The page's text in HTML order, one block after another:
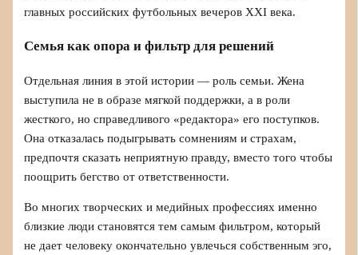
главных российских футбольных вечеров XXI века.
Семья как опора и фильтр для решений
Отдельная линия в этой истории — роль семьи. Жена
выступила не в образе мягкой поддержки, а в роли
жесткого, но справедливого «редактора» его поступков.
Она отказалась подыгрывать сомнениям и страхам,
предпочтя сказать неприятную правду, вместо того чтобы
поощрить бегство от ответственности.
Во многих творческих и медийных профессиях именно
близкие люди становятся тем самым фильтром, который
не дает человеку окончательно увлечься собственным эго,